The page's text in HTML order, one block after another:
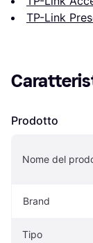
TP-Link
Prodotto
Nome del
Brand
Tipo